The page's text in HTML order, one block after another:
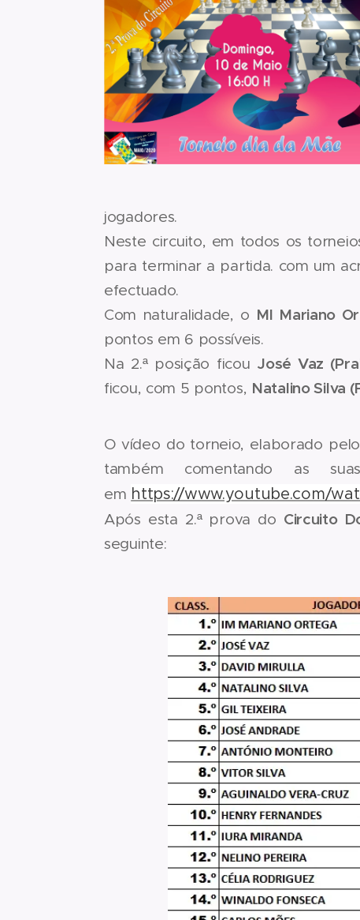
jogadores.
Neste circuito, em todos os
para terminar a partida. com um
efectuado.
Com naturalidade, o MI Mariano
pontos em 6 possíveis.
Na 2.ª posição ficou José Vaz
ficou, com 5 pontos, Natalino Silva
O vídeo do torneio, elaborado
também comentando as
em https://www.youtube.com/
Após esta 2.ª prova do Circuito
seguinte: